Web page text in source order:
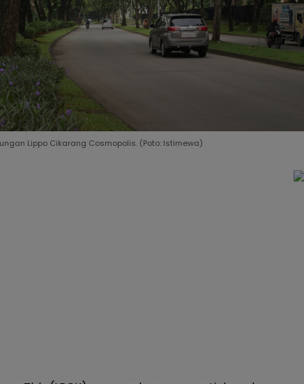
Lippo Cikarang Cosmopolis. (Poto: Istimewa)